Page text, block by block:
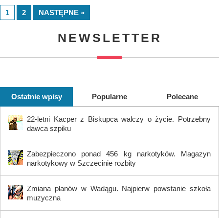
1 2 NASTĘPNE »
NEWSLETTER
Ostatnie wpisy Popularne Polecane
22-letni Kacper z Biskupca walczy o życie. Potrzebny
dawca szpiku
Zabezpieczono ponad 456 kg narkotyków. Magazyn
narkotykowy w Szczecinie rozbity
Zmiana planów w Wadągu. Najpierw powstanie szkoła
muzyczna